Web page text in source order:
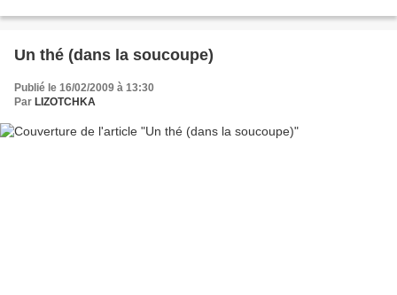
Un thé (dans la soucoupe)
Publié le 16/02/2009 à 13:30
Par LIZOTCHKA